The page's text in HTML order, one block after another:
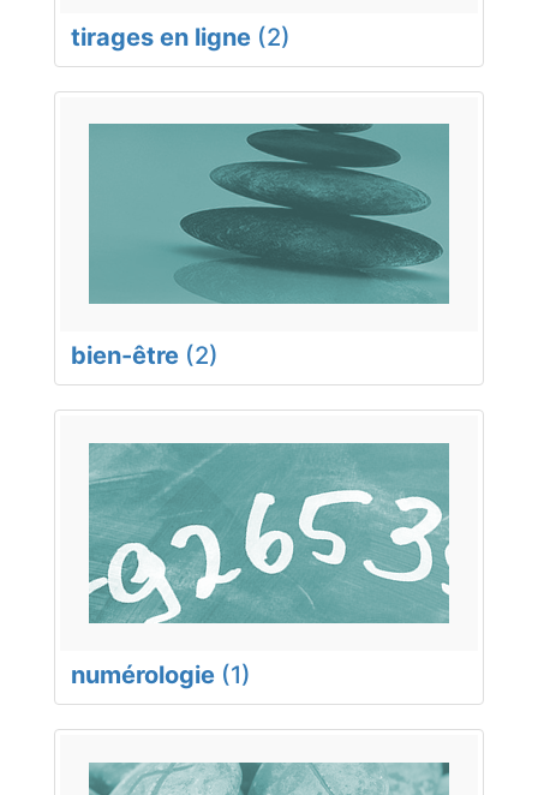
tirages en ligne (2)
bien-être (2)
numérologie (1)